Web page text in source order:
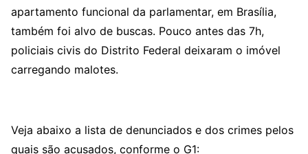
apartamento funcional da parlamentar, em Brasília,
também foi alvo de buscas. Pouco antes das 7h,
policiais civis do Distrito Federal deixaram o imóvel
carregando malotes.
Veja abaixo a lista de denunciados e dos crimes pelos
quais são acusados, conforme o G1: